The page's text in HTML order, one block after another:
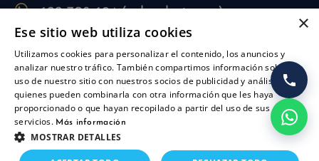
622 708 694 (solo whatsapp)
L-V: 09:30h-13:30h
L-J: 15:30h-17:30h
Síguenos
×
Ese sitio web utiliza cookies
Utilizamos cookies para personalizar el contenido, los anuncios y
analizar nuestro tráfico. También compartimos información sobre su
uso de nuestro sitio con nuestros socios de publicidad y análisis,
quienes pueden combinarla con otra información que les haya
proporcionado o que hayan recopilado a partir del uso de sus
servicios. Más información
MOSTRAR DETALLES